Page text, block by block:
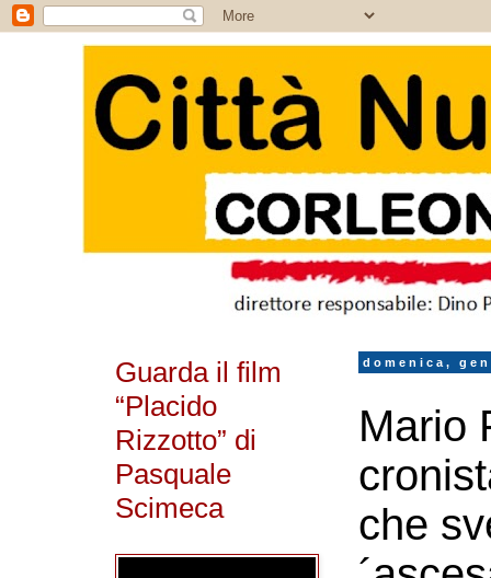
domenica,
Mario
che
Guarda il film
“Placido
Rizzotto” di
Pasquale
Scimeca